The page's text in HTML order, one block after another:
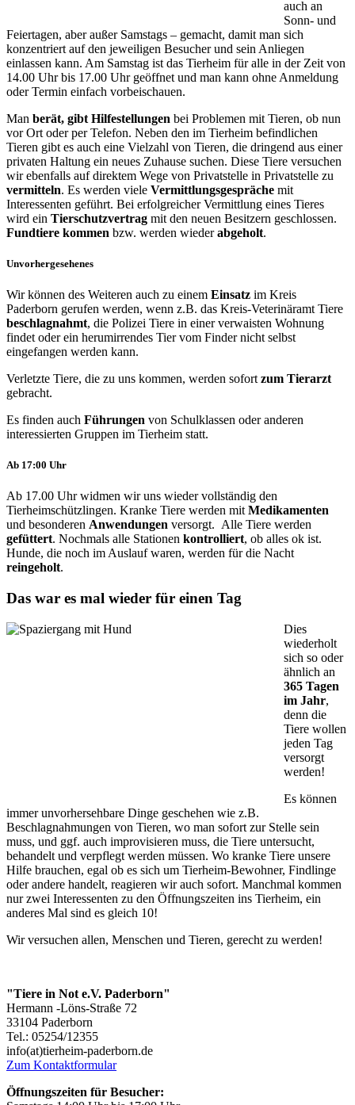
auch an
Sonn- und
Feiertagen, aber außer Samstags – gemacht, damit man sich
konzentriert auf den jeweiligen Besucher und sein Anliegen
einlassen kann. Am Samstag ist das Tierheim für alle in der Zeit von
14.00 Uhr bis 17.00 Uhr geöffnet und man kann ohne Anmeldung
oder Termin einfach vorbeischauen.
Man berät, gibt Hilfestellungen bei Problemen mit Tieren, ob nun
vor Ort oder per Telefon. Neben den im Tierheim befindlichen
Tieren gibt es auch eine Vielzahl von Tieren, die dringend aus einer
privaten Haltung ein neues Zuhause suchen. Diese Tiere versuchen
wir ebenfalls auf direktem Wege von Privatstelle in Privatstelle zu
vermitteln. Es werden viele Vermittlungsgespräche mit
Interessenten geführt. Bei erfolgreicher Vermittlung eines Tieres
wird ein Tierschutzvertrag mit den neuen Besitzern geschlossen.
Fundtiere kommen bzw. werden wiederabgeholt.
Unvorhergesehenes
Wir können des Weiteren auch zu einem Einsatz im Kreis
Paderborn gerufen werden, wenn z.B. das Kreis-Veterinäramt Tiere
beschlagnahmt, die Polizei Tiere in einer verwaisten Wohnung
findet oder ein herumirrendes Tier vom Finder nicht selbst
eingefangen werden kann.
Verletzte Tiere, die zu uns kommen, werden sofort zum Tierarzt
gebracht.
Es finden auch Führungen von Schulklassen oder anderen
interessierten Gruppen im Tierheim statt.
Ab 17:00 Uhr
Ab 17.00 Uhr widmen wir uns wieder vollständig den
Tierheimschützlingen. Kranke Tiere werden mit Medikamenten
und besonderen Anwendungen versorgt. Alle Tiere werden
gefüttert. Nochmals alle Stationen kontrolliert, ob alles ok ist.
Hunde, die noch im Auslauf waren, werden für die Nacht
reingeholt.
Das war es mal wieder für einen Tag
Dies
wiederholt
sich so oder
ähnlich an
365 Tagen
im Jahr,
denn die
Tiere wollen
jeden Tag
versorgt
werden!
Es können
immer unvorhersehbare Dinge geschehen wie z.B.
Beschlagnahmungen von Tieren, wo man sofort zur Stelle sein
muss, und ggf. auch improvisieren muss, die Tiere untersucht,
behandelt und verpflegt werden müssen. Wo kranke Tiere unsere
Hilfe brauchen, egal ob es sich um Tierheim-Bewohner, Findlinge
oder andere handelt, reagieren wir auch sofort. Manchmal kommen
nur zwei Interessenten zu den Öffnungszeiten ins Tierheim, ein
anderes Mal sind es gleich 10!
Wir versuchen allen, Menschen und Tieren, gerecht zu werden!
"Tiere in Not e.V. Paderborn"
Hermann -Löns-Straße 72
33104 Paderborn
Tel.: 05254/12355
info(at)tierheim-paderborn.de
Zum Kontaktformular
Öffnungszeiten für Besucher: